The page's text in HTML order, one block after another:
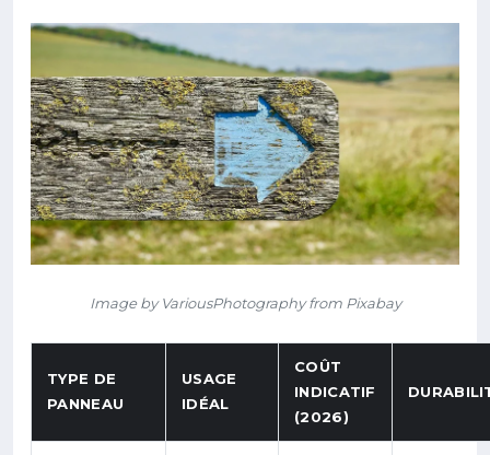
Image by VariousPhotography from Pixabay
TYPE DE
PANNEAU
USAGE
IDÉAL
COÛT
INDICATIF
(2026)